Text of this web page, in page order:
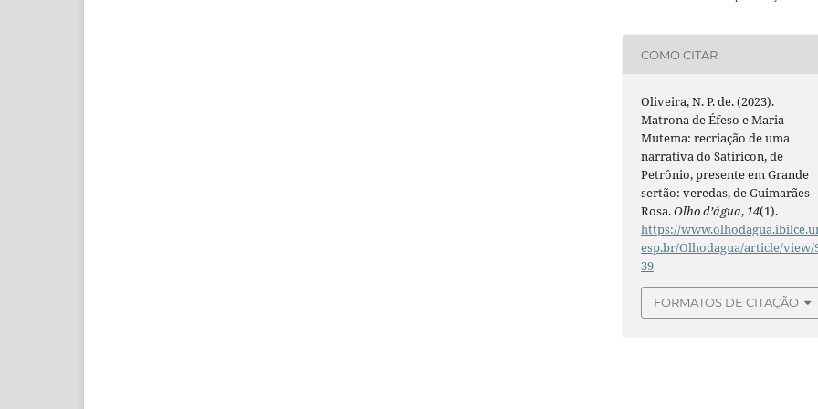
COMO CITAR
Oliveira, N. P. de. (2023).
Matrona de Éfeso e Maria
Mutema: recriação de uma
narrativa do Satíricon, de
Petrônio, presente em Grande
sertão: veredas, de Guimarães
Rosa.Olho d’água,14(1).
https://
esp.br/Olhodagua/article/view/
39
FORMATOS DE CITAÇÃO